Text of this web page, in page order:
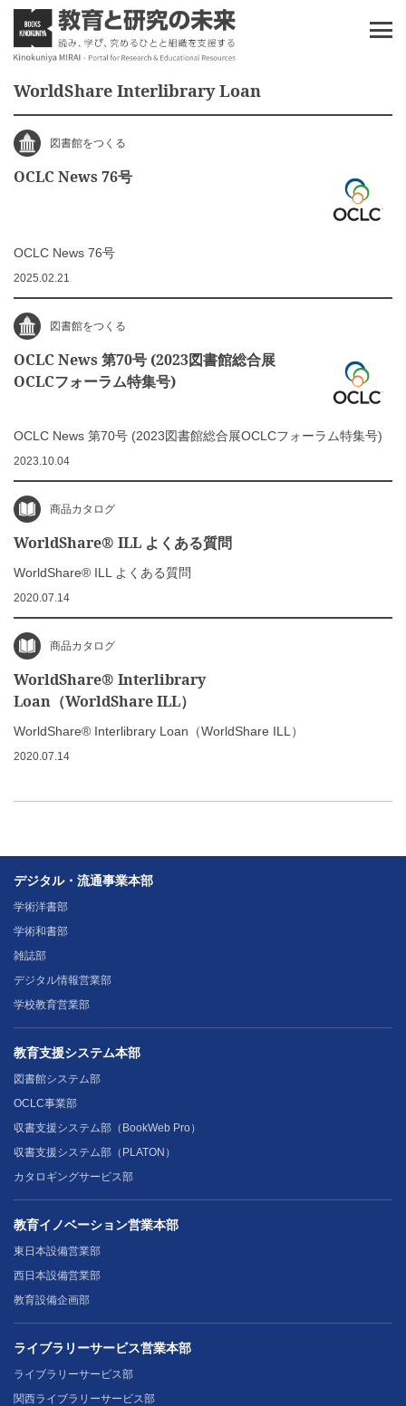
WorldShare Interlibrary Loan
図書館をつくる
OCLC News 76号
OCLC News 76号
2025.02.21
図書館をつくる
OCLC News 第70号 (2023図書館総合展
OCLCフォーラム特集号)
OCLC News 第70号 (2023図書館総合展OCLCフォーラム特集号)
2023.10.04
商品カタログ
WorldShare® ILL よくある質問
WorldShare® ILL よくある質問
2020.07.14
商品カタログ
WorldShare® Interlibrary
Loan（WorldShare ILL）
WorldShare® Interlibrary Loan（WorldShare ILL）
2020.07.14
デジタル・流通事業本部
学術洋書部
学術和書部
雑誌部
デジタル情報営業部
学校教育営業部
教育支援システム本部
図書館システム部
OCLC事業部
収書支援システム部（BookWeb Pro）
収書支援システム部（PLATON）
カタロギングサービス部
教育イノベーション営業本部
東日本設備営業部
西日本設備営業部
教育設備企画部
ライブラリーサービス営業本部
ライブラリーサービス部
関西ライブラリーサービス部